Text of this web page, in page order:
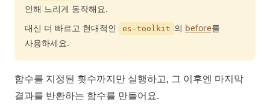
인해 느리게 동작해요.
대신 더 빠르고 현대적인
es-toolkit 의 before를
사용하세요.
함수를 지정된 횟수까지만 실행하고, 그 이후엔 마지막
결과를 반환하는 함수를 만들어요.